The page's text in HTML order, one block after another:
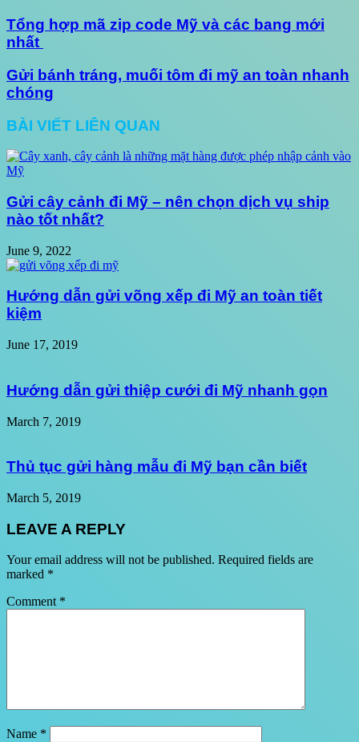
Tổng hợp mã zip code Mỹ và các bang mới
nhất
Gửi bánh tráng, muối tôm đi mỹ an toàn nhanh
chóng
BÀI VIẾT LIÊN QUAN
Gửi cây cảnh đi Mỹ – nên chọn dịch vụ ship
nào tốt nhất?
June 9, 2022
Hướng dẫn gửi võng xếp đi Mỹ an toàn tiết
kiệm
June 17, 2019
Hướng dẫn gửi thiệp cưới đi Mỹ nhanh gọn
March 7, 2019
Thủ tục gửi hàng mẫu đi Mỹ bạn cần biết
March 5, 2019
LEAVE A REPLY
Your email address will not be published. Required fields are
marked *
Comment *
Name *